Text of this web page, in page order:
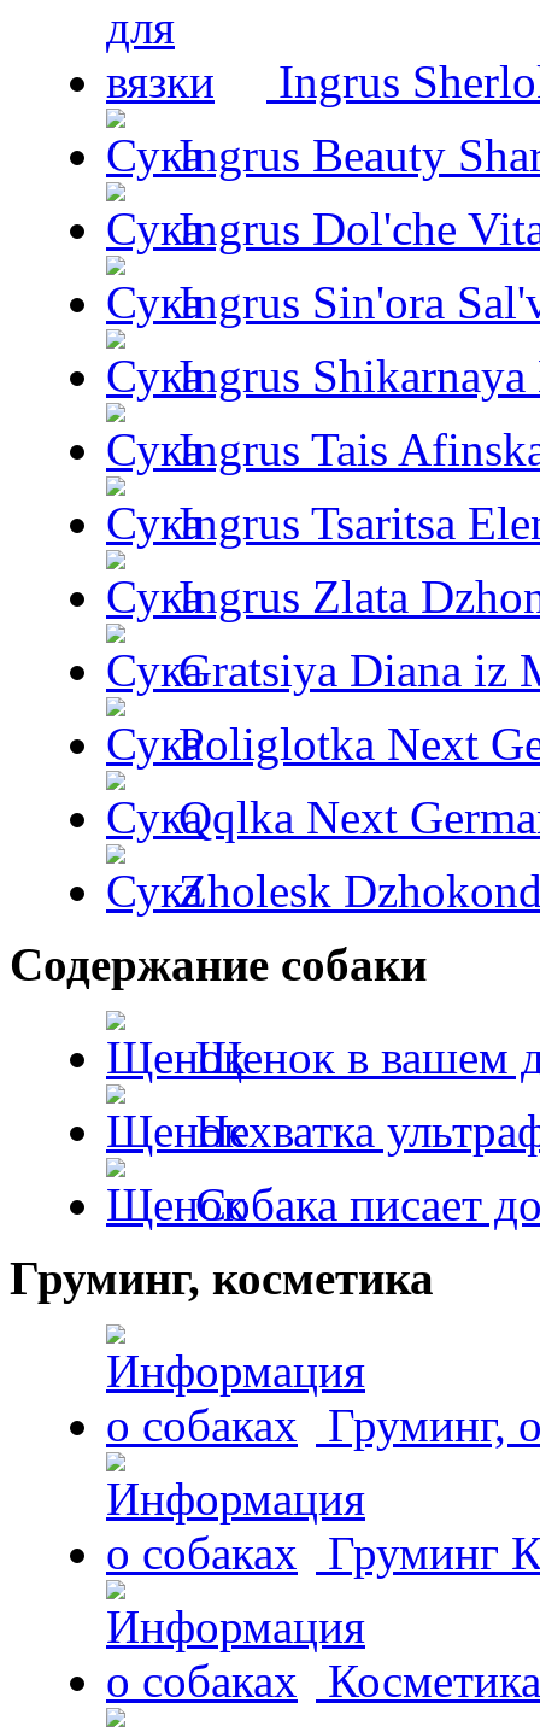
Ingrus
Ingrus Beauty
Ingrus Dol'che
Ingrus Sin'ora
Ingrus Shikarnaya
Ingrus Tais
Ingrus Tsaritsa
Ingrus Zlata
Gratsiya Diana iz
Poliglotka Next
Qqlka Next
Zholesk
Содержание собаки
Щенок в вашем
Нехватка
Собака писает
Груминг, косметика
Груминг,
Груминг